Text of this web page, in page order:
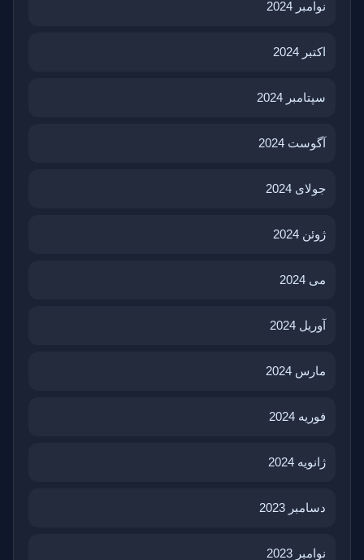
نوامبر 2024
اکتبر 2024
سپتامبر 2024
آگوست 2024
جولای 2024
ژوئن 2024
می 2024
آوریل 2024
مارس 2024
فوریه 2024
ژانویه 2024
دسامبر 2023
نوامبر 2023